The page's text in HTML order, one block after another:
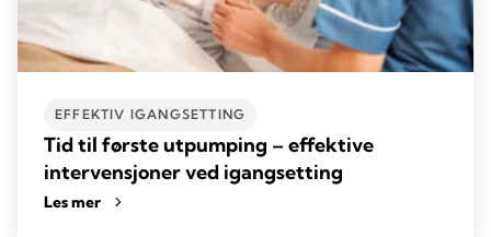
EFFEKTIV IGANGSETTING
Tid til første utpumping – effektive
intervensjoner ved igangsetting
Les mer